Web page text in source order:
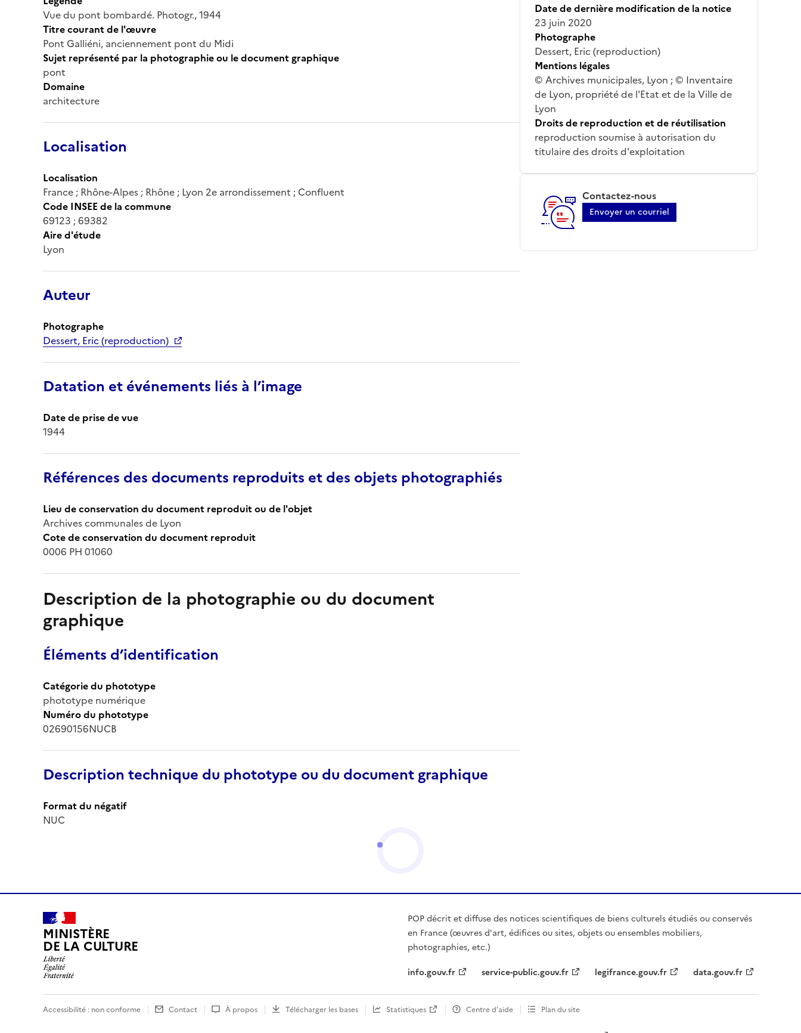
Vue du pont bombardé. Photogr., 1944
Titre courant de l'œuvre
Pont Galliéni, anciennement pont du Midi
Sujet représenté par la photographie ou le document graphique
pont
Domaine
architecture
Localisation
Localisation
France ; Rhône-Alpes ; Rhône ; Lyon 2e arrondissement ; Confluent
Code INSEE de la commune
69123 ; 69382
Aire d'étude
Lyon
Auteur
Photographe
Dessert, Eric (reproduction)
Datation et événements liés à l’image
Date de prise de vue
1944
Références des documents reproduits et des objets photographiés
Lieu de conservation du document reproduit ou de l'objet
Archives communales de Lyon
Cote de conservation du document reproduit
0006 PH 01060
Description de la photographie ou du document
graphique
Éléments d’identification
Catégorie du phototype
phototype numérique
Numéro du phototype
02690156NUCB
Description technique du phototype ou du document graphique
Format du négatif
NUC
Date de dernière modification de la notice
23 juin 2020
Photographe
Dessert, Eric (reproduction)
Mentions légales
© Archives municipales, Lyon ; © Inventaire
de Lyon, propriété de l'Etat et de la Ville de
Lyon
Droits de reproduction et de réutilisation
reproduction soumise à autorisation du
titulaire des droits d'exploitation
Contactez-nous
Envoyer un courriel
MINISTÈRE
DE LA CULTURE
POP décrit et diffuse des notices scientifiques de biens culturels étudiés ou conservés
en France (œuvres d'art, édifices ou sites, objets ou ensembles mobiliers,
photographies, etc.)
info.gouv.fr
service-public.gouv.fr legifrance.gouv.fr data.gouv.fr
Accessibilité : non conforme Contact À propos Télécharger les bases Statistiques Centre d’aide Plan du site